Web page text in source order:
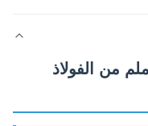
الساطع 12 ملم من الفولاذ